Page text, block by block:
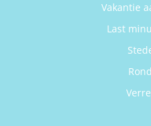
Vakantie
Last